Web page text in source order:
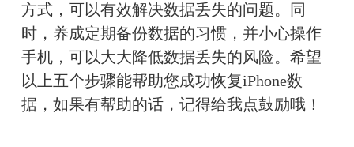
方式，可以有效解决数据丢失的问题。同
时，养成定期备份数据的习惯，并小心操作
手机，可以大大降低数据丢失的风险。希望
以上五个步骤能帮助您成功恢复iPhone数
据，如果有帮助的话，记得给我点鼓励哦！